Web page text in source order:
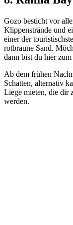
Gozo besticht vor
Klippenstrände und
einer der
rotbraune Sand.
dann bist du hier
Ab dem frühen
Schatten, alternativ
Liege mieten, die dir
werden.